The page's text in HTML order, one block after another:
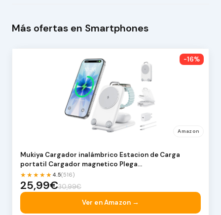
Más ofertas en Smartphones
-16%
Amazon
Mukiya Cargador inalámbrico Estacion de Carga
portatil Cargador magnetico Plega…
★★★★★ 4.5(516)
25,99€30,99€
Ver en Amazon →